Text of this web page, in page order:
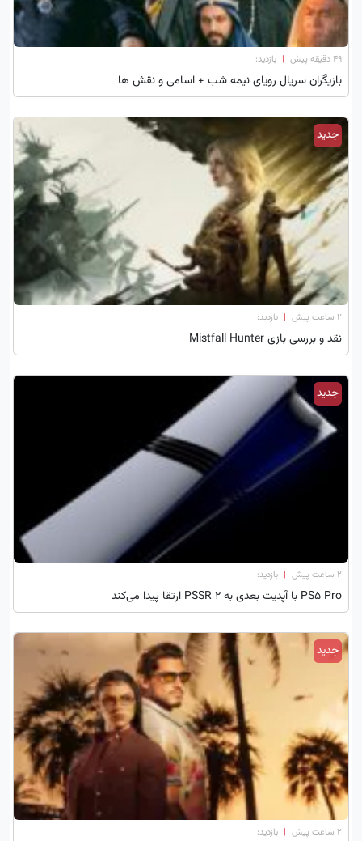
۴۹ دقیقه پیش | بازدید:
بازیگران سریال رویای نیمه شب + اسامی و نقش ها
جدید
۲ ساعت پیش | بازدید:
نقد و بررسی بازی Mistfall Hunter
جدید
۲ ساعت پیش | بازدید:
PS5 Pro با آپدیت بعدی به PSSR 2 ارتقا پیدا می‌کند
جدید
۲ ساعت پیش | بازدید: